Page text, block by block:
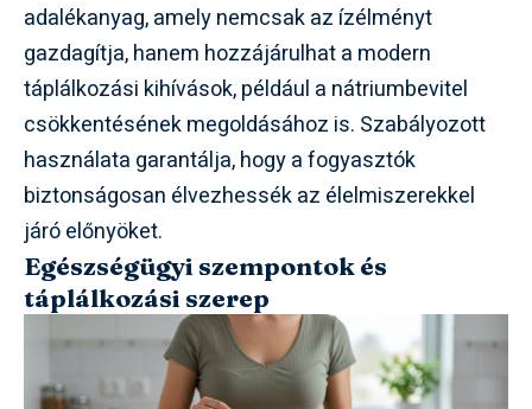
adalékanyag, amely nemcsak az ízélményt
gazdagítja, hanem hozzájárulhat a modern
táplálkozási kihívások, például a nátriumbevitel
csökkentésének megoldásához is. Szabályozott
használata garantálja, hogy a fogyasztók
biztonságosan élvezhessék az élelmiszerekkel
járó előnyöket.
Egészségügyi szempontok és
táplálkozási szerep